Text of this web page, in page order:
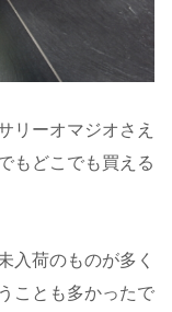
リーオマジオさえ
もどこでも買える
入荷のものが多く
ことも多かったで